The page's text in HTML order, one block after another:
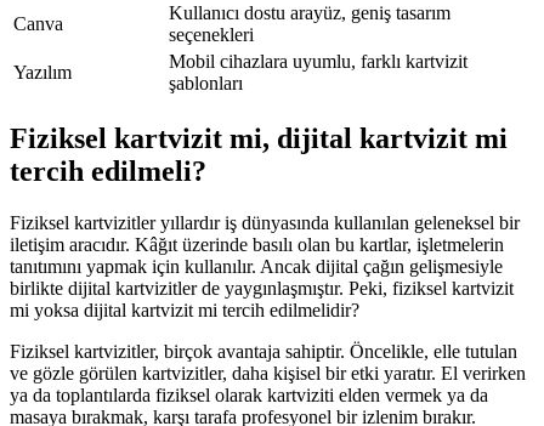
Canva
Kullanıcı dostu arayüz, geniş tasarım
seçenekleri
Yazılım
Mobil cihazlara uyumlu, farklı kartvizit
şablonları
Fiziksel kartvizit mi, dijital kartvizit mi
tercih edilmeli?
Fiziksel kartvizitler yıllardır iş dünyasında kullanılan geleneksel bir
iletişim aracıdır. Kâğıt üzerinde basılı olan bu kartlar, işletmelerin
tanıtımını yapmak için kullanılır. Ancak dijital çağın gelişmesiyle
birlikte dijital kartvizitler de yaygınlaşmıştır. Peki, fiziksel kartvizit
mi yoksa dijital kartvizit mi tercih edilmelidir?
Fiziksel kartvizitler, birçok avantaja sahiptir. Öncelikle, elle tutulan
ve gözle görülen kartvizitler, daha kişisel bir etki yaratır. El verirken
ya da toplantılarda fiziksel olarak kartviziti elden vermek ya da
masaya bırakmak, karşı tarafa profesyonel bir izlenim bırakır.